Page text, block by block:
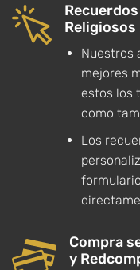
Religiosos
Nuestros
mejores
estos los
como
Los
Compra
y